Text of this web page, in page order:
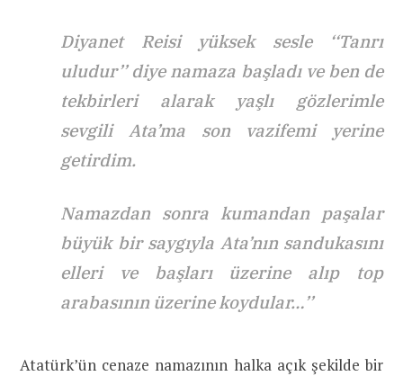
Diyanet Reisi yüksek sesle ‘‘Tanrı
uludur’’ diye namaza başladı ve ben de
tekbirleri alarak yaşlı gözlerimle
sevgili Ata’ma son vazifemi yerine
getirdim.
Namazdan sonra kumandan paşalar
büyük bir saygıyla Ata’nın sandukasını
elleri ve başları üzerine alıp top
arabasının üzerine koydular…’’
Atatürk’ün cenaze namazının halka açık şekilde bir